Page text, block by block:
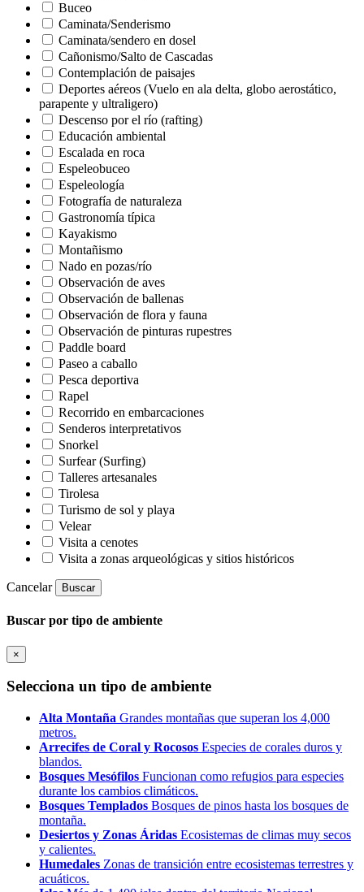
Buceo
Caminata/Senderismo
Caminata/sendero en dosel
Cañonismo/Salto de Cascadas
Contemplación de paisajes
Deportes aéreos (Vuelo en ala delta, globo aerostático,
parapente y ultraligero)
Descenso por el río (rafting)
Educación ambiental
Escalada en roca
Espeleobuceo
Espeleología
Fotografía de naturaleza
Gastronomía típica
Kayakismo
Montañismo
Nado en pozas/río
Observación de aves
Observación de ballenas
Observación de flora y fauna
Observación de pinturas rupestres
Paddle board
Paseo a caballo
Pesca deportiva
Rapel
Recorrido en embarcaciones
Senderos interpretativos
Snorkel
Surfear (Surfing)
Talleres artesanales
Tirolesa
Turismo de sol y playa
Velear
Visita a cenotes
Visita a zonas arqueológicas y sitios históricos
Cancelar Buscar
Buscar por tipo de ambiente
×
Selecciona un tipo de ambiente
Alta Montaña Grandes montañas que superan los 4,000
metros.
Arrecifes de Coral y Rocosos Especies de corales duros y
blandos.
Bosques Mesófilos Funcionan como refugios para especies
durante los cambios climáticos.
Bosques Templados Bosques de pinos hasta los bosques de
montaña.
Desiertos y Zonas Áridas Ecosistemas de climas muy secos
y calientes.
Humedales Zonas de transición entre ecosistemas terrestres y
acuáticos.